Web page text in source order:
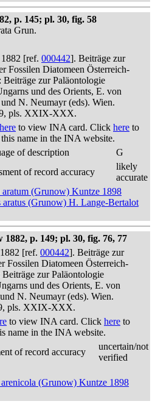
p. 145; pl. 30, fig. 58
Grun.
[ref. 000442]. Beiträge zur
Fossilen Diatomeen Österreich-
Beiträge zur Paläontologie
und des Orients, E. von
N. Neumayr (eds). Wien.
pls. XXIX-XXX.
here to view INA card. Click here to
name in the INA website.
of description
G
of record accuracy
likely
accurate
aratum (Grunow) Kuntze 1898
aratus (Grunow) H. Lange-Bertalot
p. 149; pl. 30, fig. 76, 77
[ref. 000442]. Beiträge zur
Fossilen Diatomeen Österreich-
zur Paläontologie
und des Orients, E. von
N. Neumayr (eds). Wien.
pls. XXIX-XXX.
to view INA card. Click here to
name in the INA website.
of record accuracy
uncertain/not
verified
arenicola (Grunow) Kuntze 1898